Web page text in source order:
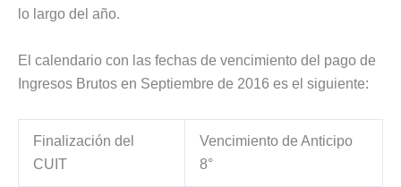
lo largo del año.
El calendario con las fechas de vencimiento del pago de
Ingresos Brutos en Septiembre de 2016 es el siguiente:
Finalización del
CUIT
Vencimiento de Anticipo
8°